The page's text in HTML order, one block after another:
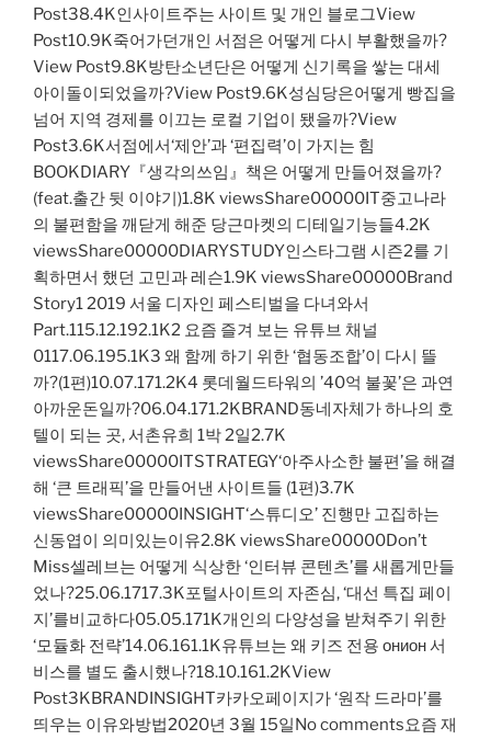
Post38.4K인사이트주는 사이트 및 개인 블로그View
Post10.9K죽어가던개인 서점은 어떻게 다시 부활했을까?
View Post9.8K방탄소년단은 어떻게 신기록을 쌓는 대세
아이돌이되었을까?View Post9.6K성심당은어떻게 빵집을
넘어 지역 경제를 이끄는 로컬 기업이 됐을까?View
Post3.6K서점에서‘제안’과 ‘편집력’이 가지는 힘
BOOKDIARY『생각의쓰임』책은 어떻게 만들어졌을까?
(feat.출간 뒷 이야기)1.8K viewsShare00000IT중고나라
의 불편함을 깨닫게 해준 당근마켓의 디테일기능들4.2K
viewsShare00000DIARYSTUDY인스타그램 시즌2를 기
획하면서 했던 고민과 레슨1.9K viewsShare00000Brand
Story1 2019 서울 디자인 페스티벌을 다녀와서
Part.115.12.192.1K2 요즘 즐겨 보는 유튜브 채널
0117.06.195.1K3 왜 함께 하기 위한 ‘협동조합’이 다시 뜰
까?(1편)10.07.171.2K4 롯데월드타워의 ’40억 불꽃’은 과연
아까운돈일까?06.04.171.2KBRAND동네자체가 하나의 호
텔이 되는 곳, 서촌유희 1박 2일2.7K
viewsShare00000ITSTRATEGY‘아주사소한 불편’을 해결
해 ‘큰 트래픽’을 만들어낸 사이트들 (1편)3.7K
viewsShare00000INSIGHT‘스튜디오’ 진행만 고집하는
신동엽이 의미있는이유2.8K viewsShare00000Don’t
Miss셀레브는 어떻게 식상한 ‘인터뷰 콘텐츠’를 새롭게만들
었나?25.06.1717.3K포털사이트의 자존심, ‘대선 특집 페이
지’를비교하다05.05.171K개인의 다양성을 받쳐주기 위한
‘모듈화 전략’14.06.161.1K유튜브는 왜 키즈 전용 онион 서
비스를 별도 출시했나?18.10.161.2KView
Post3KBRANDINSIGHT카카오페이지가 ‘원작 드라마’를
띄우는 이유와방법2020년 3월 15일No comments요즘 재